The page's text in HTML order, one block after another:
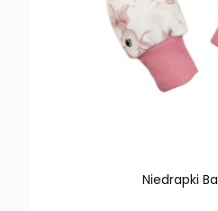
Niedrapki